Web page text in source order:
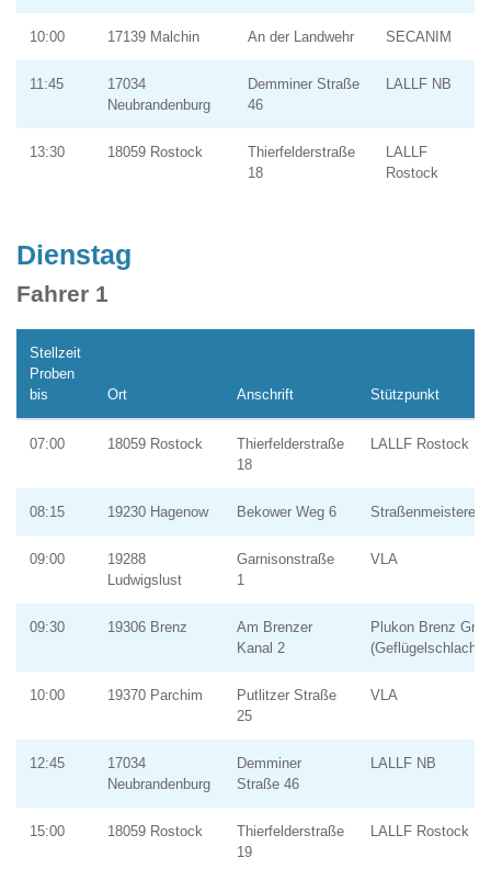
10:00 17139 Malchin An der Landwehr SECANIM
11:45
17034
Neubrandenburg
Demminer Straße
46
LALLF NB
13:30 18059 Rostock
Thierfelderstraße
18
LALLF
Rostock
Dienstag
Fahrer 1
Stellzeit
Proben
bis
Ort Anschrift Stützpunkt
07:00 18059 Rostock
Thierfelderstraße
18
LALLF Rostock
08:15 19230 Hagenow Bekower Weg 6 Straßenmeisterei
09:00
19288
Ludwigslust
Garnisonstraße
1
VLA
09:30 19306 Brenz
Am Brenzer
Kanal 2
Plukon Brenz
10:00 19370 Parchim
Putlitzer Straße
25
VLA
12:45
17034
Neubrandenburg
Demminer
Straße 46
LALLF NB
15:00 18059 Rostock
Thierfelderstraße
19
LALLF Rostock